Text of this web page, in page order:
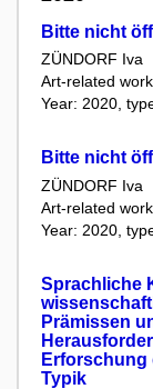
Bitte nicht
ZÜNDORF Iva
Art-related work
Year: 2020,
Bitte nicht
ZÜNDORF Iva
Art-related work
Year: 2020,
Sprachliche
Prämissen
Typik